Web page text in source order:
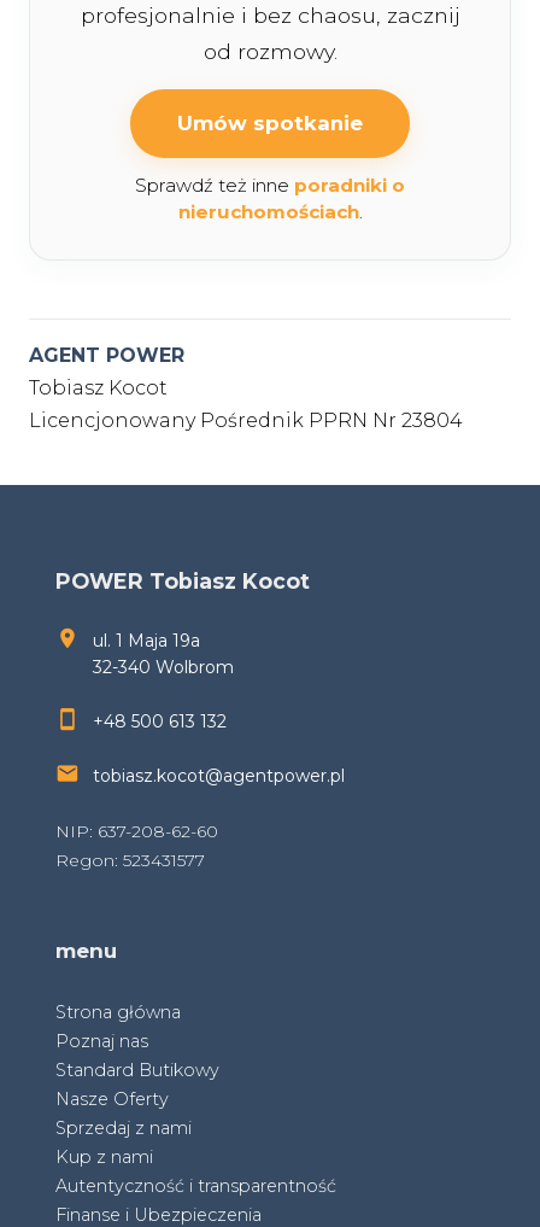
profesjonalnie i bez chaosu, zacznij
od rozmowy.
Umów spotkanie
Sprawdź też inne poradniki o
nieruchomościach.
AGENT POWER
Tobiasz Kocot
Licencjonowany Pośrednik PPRN Nr 23804
POWER Tobiasz Kocot
ul. 1 Maja 19a
32-340 Wolbrom
+48 500 613 132
tobiasz.kocot@agentpower.pl
NIP: 637-208-62-60
Regon: 523431577
menu
Strona główna
Poznaj nas
Standard Butikowy
Nasze Oferty
Sprzedaj z nami
Kup z nami
Autentyczność i transparentność
Finanse i Ubezpieczenia